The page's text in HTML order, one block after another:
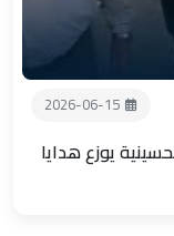
2026-06-15
يوزع هدايا